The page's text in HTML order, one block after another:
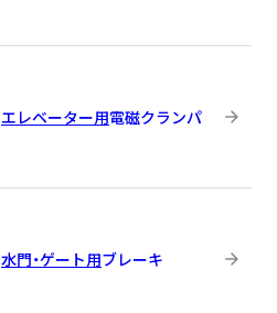
エレベーター用電磁クランパ
水門・ゲート用ブレーキ